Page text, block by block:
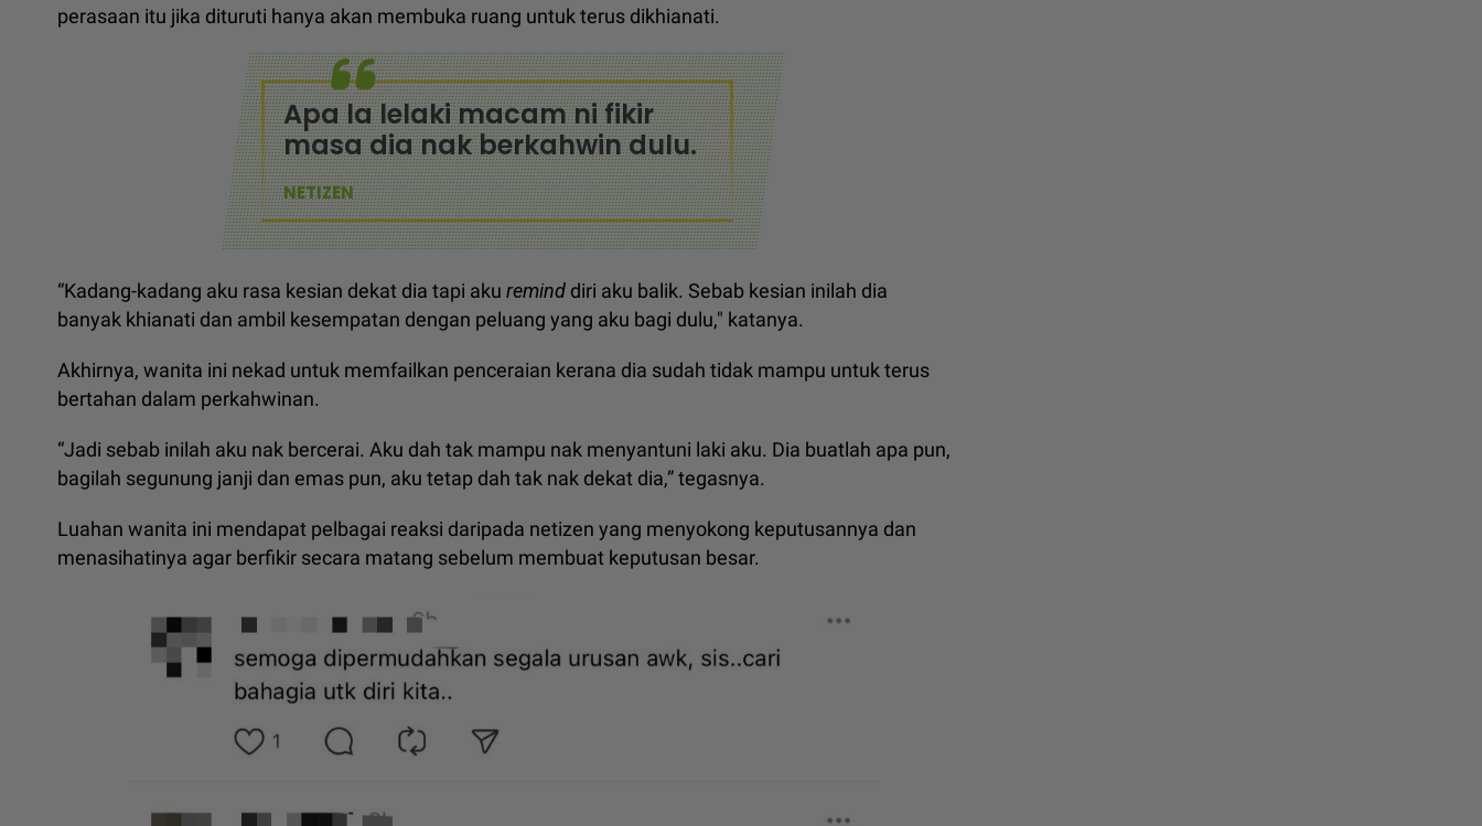
perasaan itu jika dituruti hanya akan membuka ruang untuk terus dikhianati.
Apa la lelaki macam ni fikir
masa dia nak berkahwin dulu.
NETIZEN
“Kadang-kadang aku rasa kesian dekat dia tapi aku remind diri aku balik. Sebab kesian inilah dia
banyak khianati dan ambil kesempatan dengan peluang yang aku bagi dulu," katanya.
Akhirnya, wanita ini nekad untuk memfailkan penceraian kerana dia sudah tidak mampu untuk terus
bertahan dalam perkahwinan.
“Jadi sebab inilah aku nak bercerai. Aku dah tak mampu nak menyantuni laki aku. Dia buatlah apa pun,
bagilah segunung janji dan emas pun, aku tetap dah tak nak dekat dia,” tegasnya.
Luahan wanita ini mendapat pelbagai reaksi daripada netizen yang menyokong keputusannya dan
menasihatinya agar berfikir secara matang sebelum membuat keputusan besar.